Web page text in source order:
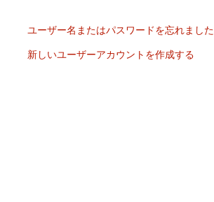
ユーザー名またはパスワードを忘れました
新しいユーザーアカウントを作成する